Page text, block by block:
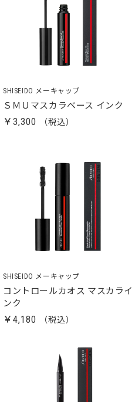
SHISEIDO メーキャップ
ＳＭＵマスカラベース インク
￥3,300
SHISEIDO メーキャップ
コントロールカオス マスカライ
ンク
￥4,180